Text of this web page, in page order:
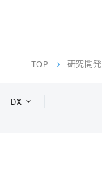
TOP chevron_right 研究開発
DX